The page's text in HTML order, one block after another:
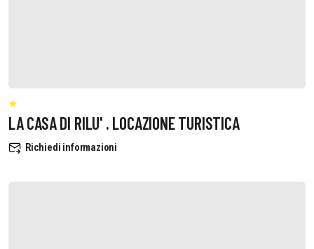
LA CASA DI RILU' . LOCAZIONE TURISTICA
Richiedi informazioni